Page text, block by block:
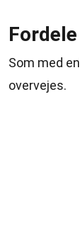
Som med
overvejes.